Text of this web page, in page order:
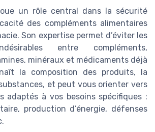
un rôle central dans la sécurité
des compléments alimentaires
Son expertise permet d’éviter les
entre compléments,
minéraux et médicaments déjà
la composition des produits, la
et peut vous orienter vers
adaptés à vos besoins spécifiques :
production d’énergie, défenses